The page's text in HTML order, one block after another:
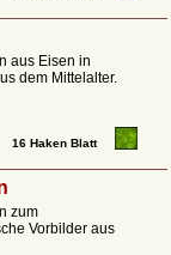
aus Eisen in
dem Mittelalter.
16 Haken Blatt
zum
Vorbilder aus